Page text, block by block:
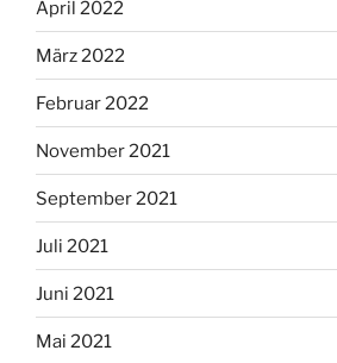
April 2022
März 2022
Februar 2022
November 2021
September 2021
Juli 2021
Juni 2021
Mai 2021